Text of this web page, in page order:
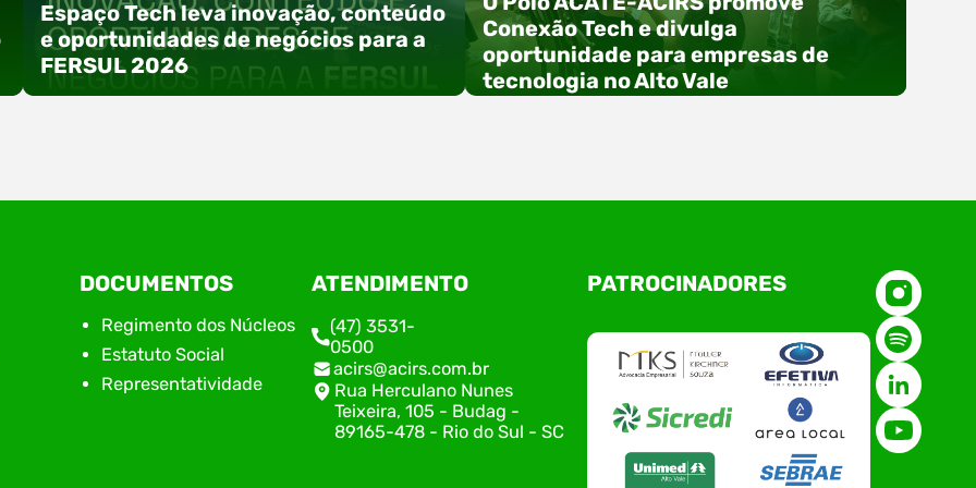
Espaço Tech leva inovação, conteúdo
e oportunidades de negócios para a
FERSUL 2026
A 15ª FERSUL – Feira Multissetorial do Alto Vale
do Itajaí acontece nos dias 12, 13 e 14 de agosto
de 2026, no Centro de Eventos Hermann
Purnhagen, e contará com uma programação
especial voltada à tecnologia, inovação e
empreendedorismo. Durante os três dias de
feira, o Espaço Tech será um dos palcos
Conexão Tech e divulga
oportunidade para empresas de
tecnologia no Alto Vale
O Polo ACATE-ACIRS, por meio do NIAVI – Núcleo
de Tecnologia da Informação do Alto Vale do
Conexão Tech NIAVI, reunindo empresas de
tecnologia da região para uma noite de
networking, conteúdo estratégico e
apresentação de novas iniciativas para o setor.
O encontro aconteceu em Rio…
DOCUMENTOS
Regimento dos Núcleos
Estatuto Social
Representatividade
ATENDIMENTO
(47) 3531-
0500
acirs@acirs.com.br
Rua Herculano Nunes
Teixeira, 105 - Budag -
89165-478 - Rio do Sul - SC
PATROCINADORES